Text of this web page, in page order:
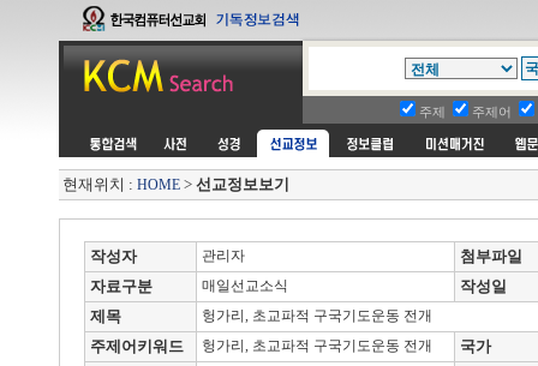
주제 주제어
현재위치 : HOME > 선교정보보기
작성자 관리자
첨부파일
자료구분
매일선교소식
작성일
제목
헝가리, 초교파적 구국기도운동 전개
주제어키워드 헝가리, 초교파적 구국기도운동 전개
국가